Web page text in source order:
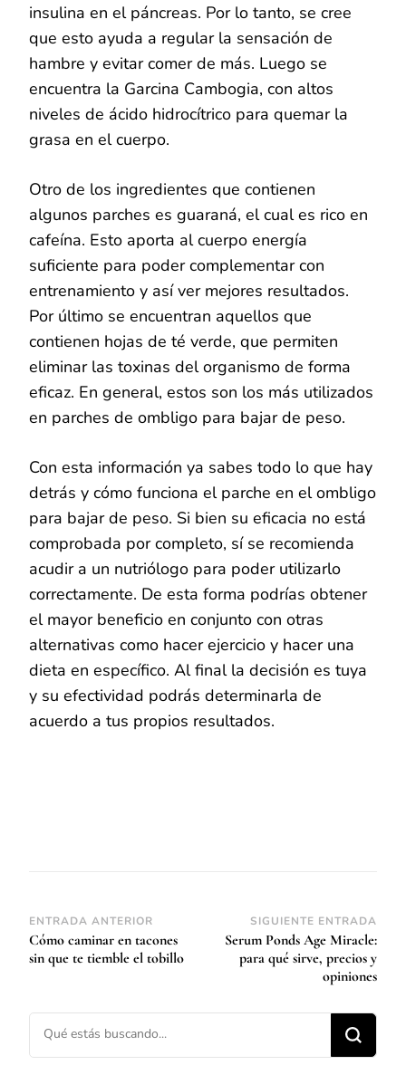
insulina en el páncreas. Por lo tanto, se cree
que esto ayuda a regular la sensación de
hambre y evitar comer de más. Luego se
encuentra la Garcina Cambogia, con altos
niveles de ácido hidrocítrico para quemar la
grasa en el cuerpo.
Otro de los ingredientes que contienen
algunos parches es guaraná, el cual es rico en
cafeína. Esto aporta al cuerpo energía
suficiente para poder complementar con
entrenamiento y así ver mejores resultados.
Por último se encuentran aquellos que
contienen hojas de té verde, que permiten
eliminar las toxinas del organismo de forma
eficaz. En general, estos son los más utilizados
en parches de ombligo para bajar de peso.
Con esta información ya sabes todo lo que hay
detrás y cómo funciona el parche en el ombligo
para bajar de peso. Si bien su eficacia no está
comprobada por completo, sí se recomienda
acudir a un nutriólogo para poder utilizarlo
correctamente. De esta forma podrías obtener
el mayor beneficio en conjunto con otras
alternativas como hacer ejercicio y hacer una
dieta en específico. Al final la decisión es tuya
y su efectividad podrás determinarla de
acuerdo a tus propios resultados.
Navegación
de
entradas
ENTRADA ANTERIOR
Cómo caminar en tacones
sin que te tiemble el tobillo
SIGUIENTE ENTRADA
Serum Ponds Age Miracle:
para qué sirve, precios y
opiniones
¿Buscas algo?